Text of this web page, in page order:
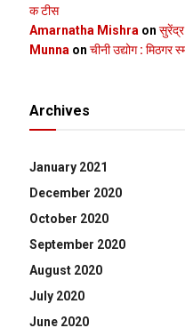
क टीस
Amarnatha Mishra on
Munna on चीनी उद्योग : मिठगर
Archives
January 2021
December 2020
October 2020
September 2020
August 2020
July 2020
June 2020